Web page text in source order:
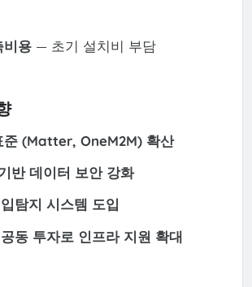
비용— 초기 설치비 부담
준 (Matter, OneM2M) 확산
반 데이터 보안 강화
탐지 시스템 도입
공동 투자로 인프라 지원 확대